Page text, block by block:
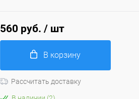
560 руб. / шт
В корзину
Рассчитать доставку